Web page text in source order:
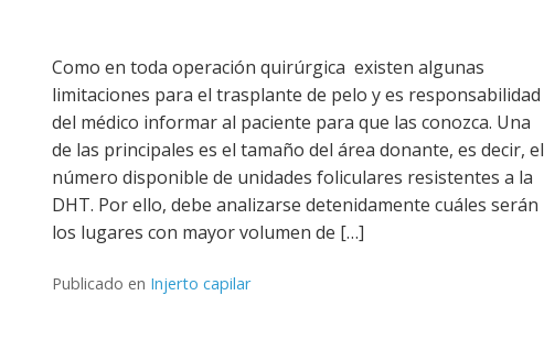
Como en toda operación quirúrgica existen algunas
limitaciones para el trasplante de pelo y es responsabilidad
del médico informar al paciente para que las conozca. Una
de las principales es el tamaño del área donante, es decir, el
número disponible de unidades foliculares resistentes a la
DHT. Por ello, debe analizarse detenidamente cuáles serán
los lugares con mayor volumen de […]
Publicado en Injerto capilar